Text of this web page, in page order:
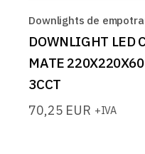
Downlights de
DOWNLIGHT LED
MATE
3CCT
70,25 EUR +IVA